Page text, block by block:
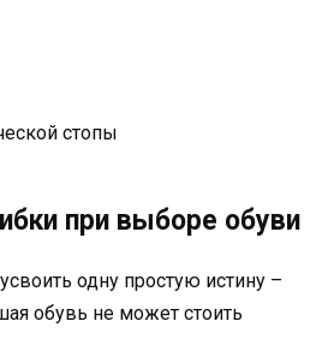
стопы
при выборе обуви
одну простую истину –
обувь не может стоить